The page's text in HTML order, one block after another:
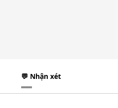
💬 Nhận xét